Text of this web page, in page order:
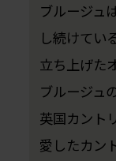
ブルージュ
し続けてい
立ち上げた
ブルージュ
英国カント
愛したカン